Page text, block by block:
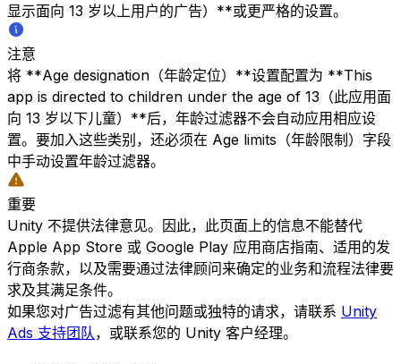
显示面向 13 岁以上用户的广告）**或更严格的设置。
注意
将 **Age designation（年龄定位）**设置配置为 **This
app is directed to children under the age of 13（此应用面
向 13 岁以下儿童）**后，年龄过滤器不会自动应用相应设
置。要加入这些类别，还必须在 Age limits（年龄限制）字段
中手动设置年龄过滤器。
重要
Unity 不提供法律意见。因此，此页面上的信息不能替代
Apple App Store 或 Google Play 应用商店指南、适用的发
行商条款，以及需要通过法律顾问来确定的业务和流程法律要
求及其满足条件。
如果您对广告过滤有其他问题或独特的请求，请联系 Unity
Ads 支持团队，或联系您的 Unity 客户经理。